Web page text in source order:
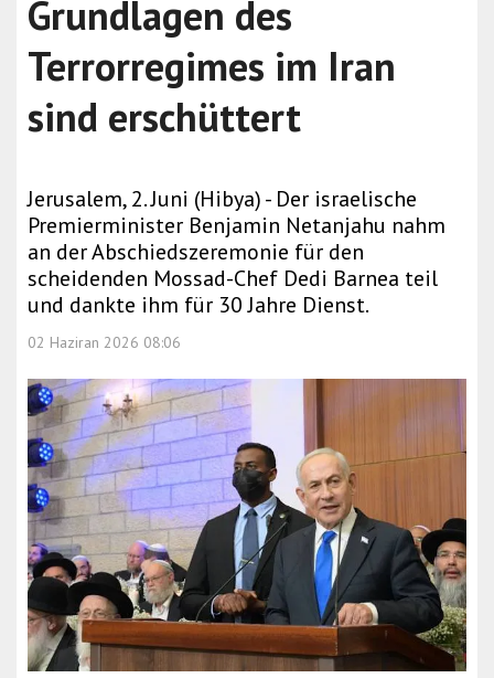
Grundlagen des
Terrorregimes im Iran
sind erschüttert
Jerusalem, 2. Juni (Hibya) - Der israelische
Premierminister Benjamin Netanjahu nahm
an der Abschiedszeremonie für den
scheidenden Mossad-Chef Dedi Barnea teil
und dankte ihm für 30 Jahre Dienst.
02 Haziran 2026 08:06